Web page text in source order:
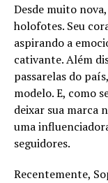
Desde muito
holofotes. Seu
aspirando a
cativante. Além
passarelas do
modelo. E, como
deixar sua marca
uma
seguidores.
Recentemente,